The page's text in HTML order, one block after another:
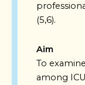
(5,6).
Aim
To
among